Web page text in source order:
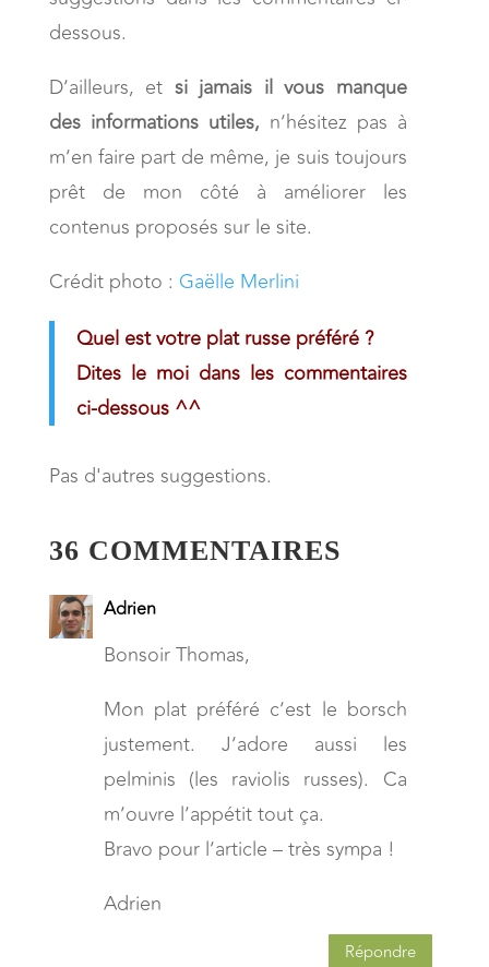
dessous.
D’ailleurs, et si jamais il vous manque
des informations utiles, n’hésitez pas à
m’en faire part de même, je suis toujours
prêt de mon côté à améliorer les
contenus proposés sur le site.
Crédit photo : Gaëlle Merlini
Quel est votre plat russe préféré ?
Dites le moi dans les commentaires
ci-dessous ^^
Pas d'autres suggestions.
36 COMMENTAIRES
Adrien
Bonsoir Thomas,
Mon plat préféré c’est le borsch
justement. J’adore aussi les
pelminis (les raviolis russes). Ca
m’ouvre l’appétit tout ça.
Bravo pour l’article – très sympa !
Adrien
Répondre